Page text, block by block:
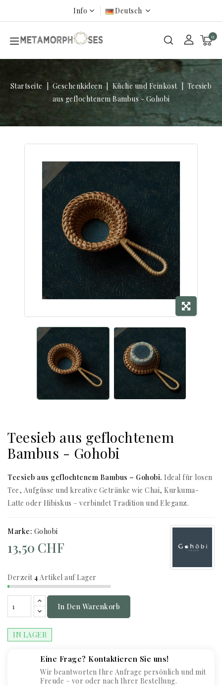
Info Deutsch
0
Startseite Geschenkideen Küche und Feinkost
Teesieb
aus geflochtenem Bambus - Gohobi
Teesieb aus geflochtenem
Bambus - Gohobi
Teesieb aus geflochtenem Bambus – Gohobi. Ideal für losen
Tee, Aufgüsse und kreative Getränke wie Chai, Kurkuma-
Latte oder Hibiskus – verbindet Tradition und Eleganz.
Marke: Gohobi
Derzeit4 Artikel auf Lager
13,50 CHF
In Den Warenkorb
IN LAGER
Eine Frage? Kontaktieren Sie uns!
Wir beantworten Ihre Anfrage persönlich und mit
Freude – vor oder nach Ihrer Bestellung.